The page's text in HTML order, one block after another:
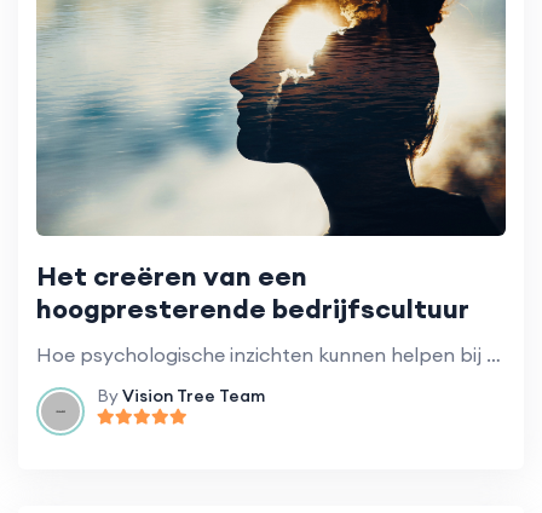
Het creëren van een
hoogpresterende bedrijfscultuur
Hoe psychologische inzichten kunnen helpen bij het opbouwen van een cultuur van succes.
ByVision Tree Team